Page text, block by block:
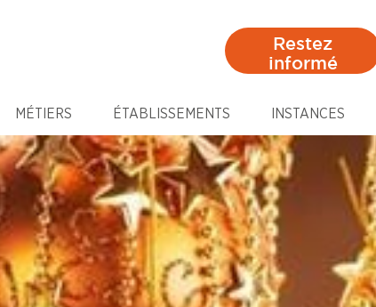
Restez
informé
MÉTIERS ÉTABLISSEMENTS INSTANCES